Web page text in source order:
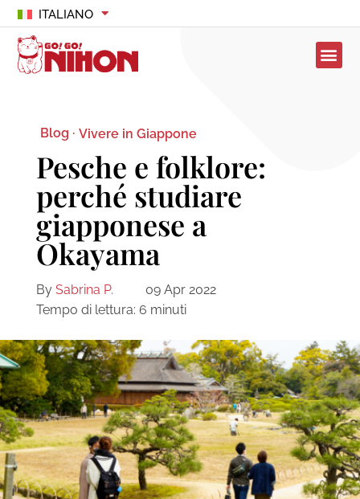
ITALIANO
Blog · Vivere in Giappone
Pesche e folklore:
perché studiare
giapponese a
Okayama
By Sabrina P.
09 Apr 2022
Tempo di lettura: 6 minuti